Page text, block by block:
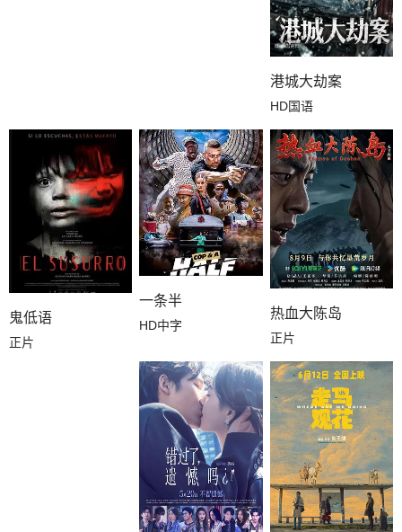
港城大劫案
HD国语
鬼低语
正片
一条半
HD中字
热血大陈岛
正片